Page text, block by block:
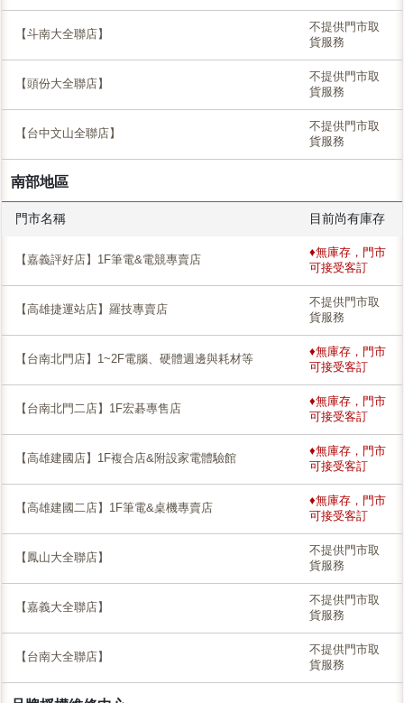
【斗南大全聯店】
不提供門市取
貨服務
【頭份大全聯店】
不提供門市取
貨服務
【台中文山全聯店】
不提供門市取
貨服務
南部地區
門市名稱 目前尚有庫存
【嘉義評好店】1F筆電&電競專賣店
♦無庫存，門市
可接受客訂
【高雄捷運站店】羅技專賣店
不提供門市取
貨服務
【台南北門店】1~2F電腦、硬體週邊與耗材等
♦無庫存，門市
可接受客訂
【台南北門二店】1F宏碁專售店
♦無庫存，門市
可接受客訂
【高雄建國店】1F複合店&附設家電體驗館
♦無庫存，門市
可接受客訂
【高雄建國二店】1F筆電&桌機專賣店
♦無庫存，門市
可接受客訂
【鳳山大全聯店】
不提供門市取
貨服務
【嘉義大全聯店】
不提供門市取
貨服務
【台南大全聯店】
不提供門市取
貨服務